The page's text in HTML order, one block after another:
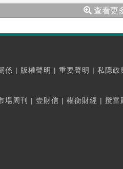
查看更
係 | 版權聲明 | 重要聲明 | 私隱政
場周刊 | 壹財信 | 權衡財經 | 攬富